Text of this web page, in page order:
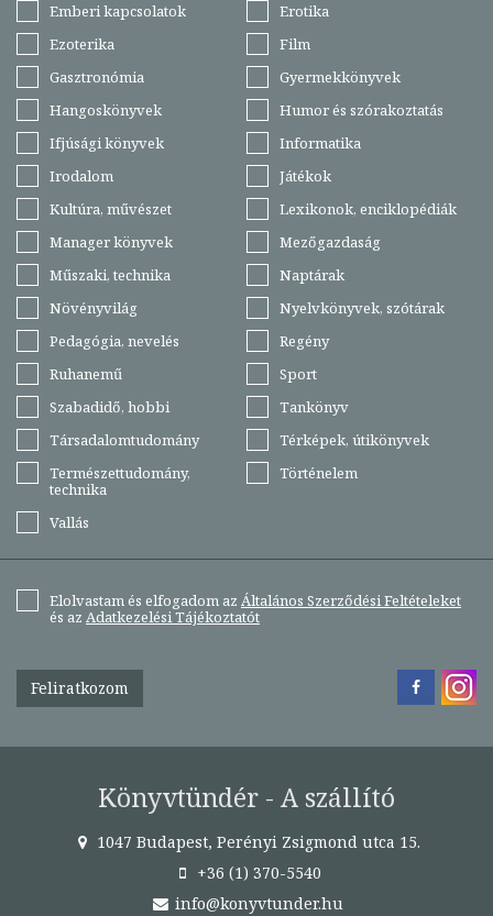
Emberi kapcsolatok
Erotika
Ezoterika
Film
Gasztronómia
Gyermekkönyvek
Hangoskönyvek
Humor és szórakoztatás
Ifjúsági könyvek
Informatika
Irodalom
Játékok
Kultúra, művészet
Lexikonok, enciklopédiák
Manager könyvek
Mezőgazdaság
Műszaki, technika
Naptárak
Növényvilág
Nyelvkönyvek, szótárak
Pedagógia, nevelés
Regény
Ruhanemű
Sport
Szabadidő, hobbi
Tankönyv
Társadalomtudomány
Térképek, útikönyvek
Természettudomány,
technika
Történelem
Vallás
Elolvastam és elfogadom az Általános Szerződési Feltételeket
és az Adatkezelési Tájékoztatót
Feliratkozom
Könyvtündér - A szállító
1047 Budapest, Perényi Zsigmond utca 15.
+36 (1) 370-5540
info@konyvtunder.hu